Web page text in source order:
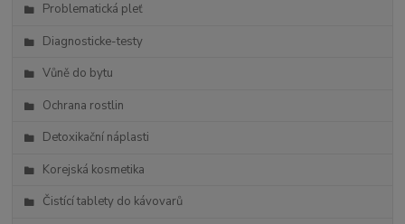
Problematická pleť
Diagnosticke-testy
Vůně do bytu
Ochrana rostlin
Detoxikační náplasti
Korejská kosmetika
Čistící tablety do kávovarů